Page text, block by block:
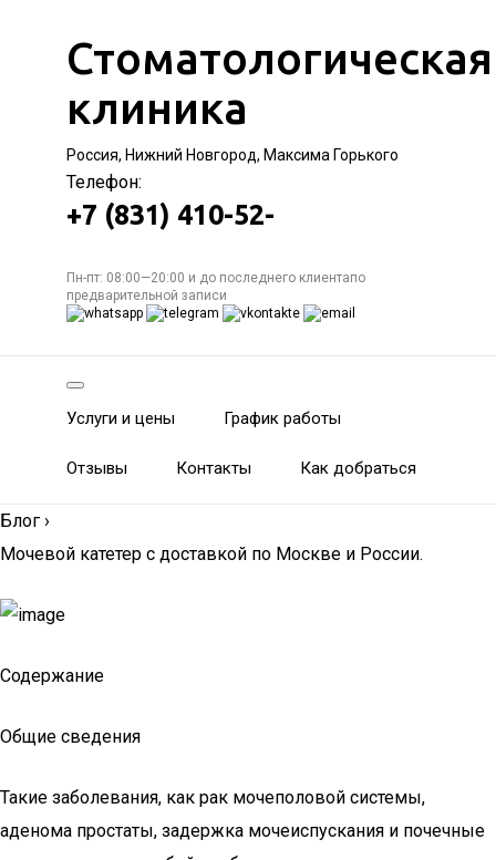
Стоматологическая
клиника
Россия, Нижний Новгород, Максима Горького
Телефон:
+7 (831) 410-52-
Пн-пт: 08:00—20:00 и до последнего клиентапо
предварительной записи
Услуги и цены График работы
Отзывы Контакты Как добраться
Блог ›
Мочевой катетер с доставкой по Москве и России.
Содержание
Общие сведения
Такие заболевания, как рак мочеполовой системы,
аденома простаты, задержка мочеиспускания и почечные